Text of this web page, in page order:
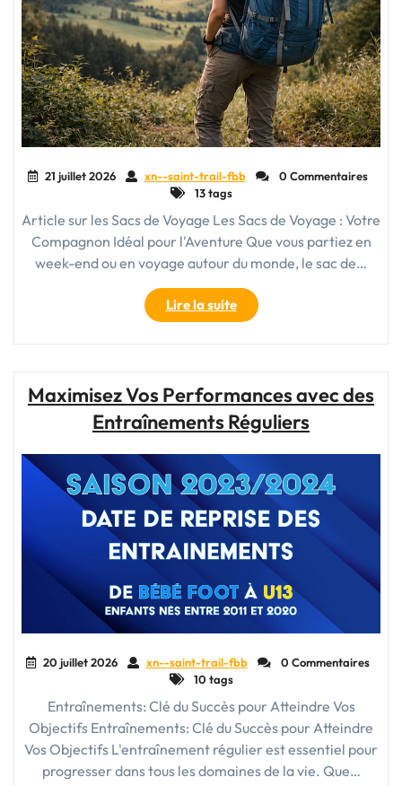
21 juillet 2026 xn--saint-trail-fbb
0 Commentaires
13 tags
Article sur les Sacs de Voyage Les Sacs de Voyage : Votre
Compagnon Idéal pour l'Aventure Que vous partiez en
week-end ou en voyage autour du monde, le sac de…
Lire la suite"Le
Guide
Ultime
de
Voyages
Votre
Compagnon
Idéal
pour
l’Aventure"
Maximisez Vos Performances avec des
Entraînements Réguliers
20 juillet 2026 xn--saint-trail-fbb
0 Commentaires
10 tags
Entraînements: Clé du Succès pour Atteindre Vos
Objectifs Entraînements: Clé du Succès pour Atteindre
Vos Objectifs L'entraînement régulier est essentiel pour
progresser dans tous les domaines de la vie. Que…